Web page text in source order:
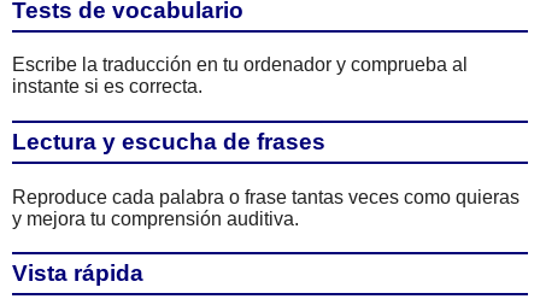
Tests de vocabulario
Escribe la traducción en tu ordenador y comprueba al
instante si es correcta.
Lectura y escucha de frases
Reproduce cada palabra o frase tantas veces como quieras
y mejora tu comprensión auditiva.
Vista rápida